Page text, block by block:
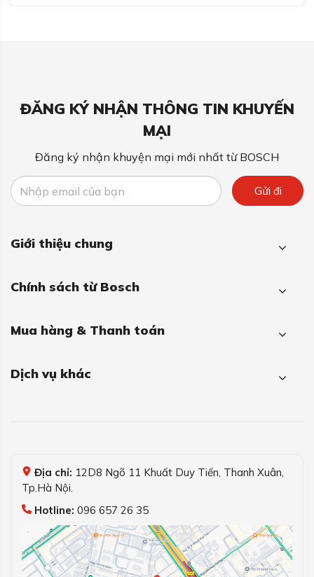
ĐĂNG KÝ NHẬN THÔNG TIN KHUYẾN
MẠI
Đăng ký nhận khuyện mại mới nhất từ BOSCH
Gửi đi
Giới thiệu chung
Chính sách từ Bosch
Mua hàng & Thanh toán
Dịch vụ khác
Địa chỉ: 12D8 Ngõ 11 Khuất Duy Tiến, Thanh Xuân,
Tp.Hà Nội.
Hotline: 096 657 26 35